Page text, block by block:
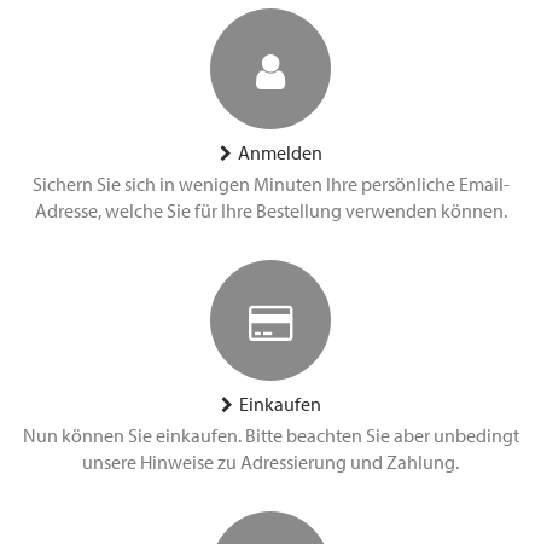
Anmelden
Sichern Sie sich in wenigen Minuten Ihre persönliche Email-
Adresse, welche Sie für Ihre Bestellung verwenden können.
Einkaufen
Nun können Sie einkaufen. Bitte beachten Sie aber unbedingt
unsere Hinweise zu Adressierung und Zahlung.